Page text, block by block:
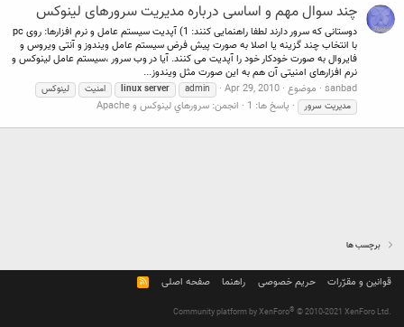
چند سوال مهم و اساسی درباره مدیریت سرورهای لینوکس
دوستانی که سرور دارند لطفا راهنمایی کنند: 1) آپدیت سیستم عامل و نرم افزارها: روی pc
با انتخاب چند گزینه یا اصلا به صورت پیش فرض سیستم عامل ویندوز و آنتی ویروس و
فایروال به صورت خودکار خود را آپدیت می کنند. آیا در وب سرور ،سیستم عامل لینوکس و
نرم افزارهای امنیتی آن هم به این صورت مثل ویندوز...
sanbad موضوع Apr 29, 2010
admin
linux server امنیت
لینوکس
مدیریت سرور
پاسخ ها: 1 انجمن: سرورهاي لينوكس و Apache
برچسب ها
قوانین و مقرّرات حریم خصوصی راهنما صفحه اصلی
R
S
Community platform by XenForo® © 2010-2021 XenForo Ltd.